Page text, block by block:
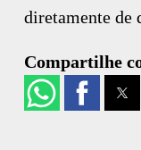
diretamente de
Compartilhe